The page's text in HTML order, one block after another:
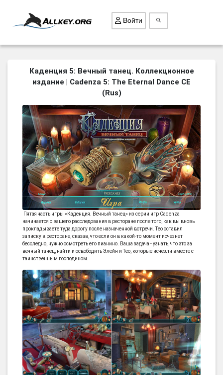
ВСЕ ИГРЫ
ПОИСК ПРЕДМЕТОВ
БИЗНЕС
ТРИ-В-РЯД
СТРАТЕГИИ
СТРЕЛЯЛКИ
КВЕСТ
КАК СКАЧАТЬ
НОВОСТИ
Войти
Каденция 5: Вечный танец. Коллекционное
издание | Cadenza 5: The Eternal Dance CE
(Rus)
Пятая часть игры «Каденция. Вечный танец» из серии игр Cadenza
начинается с вашего расследования в ресторане после того, как вы вновь
прокладываете туда дорогу после назначенной встречи. Тео оставил
записку в ресторане, сказав, что если он в какой-то момент исчезнет
бесследно, нужно осмотреть его пианино. Ваша задача - узнать, что это за
вечный танец, найти и освободить Элейн и Тео, которые исчезли вместе с
таинственным господином.